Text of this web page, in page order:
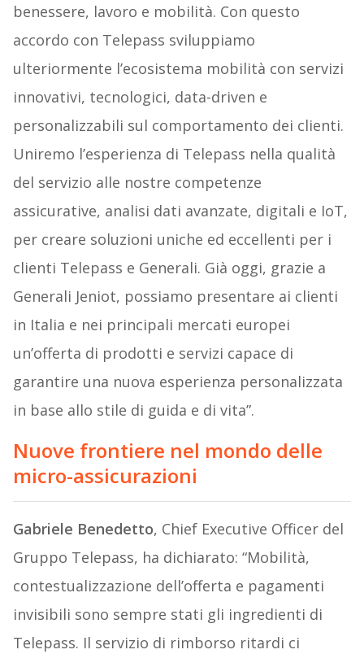
benessere, lavoro e mobilità. Con questo
accordo con Telepass sviluppiamo
ulteriormente l’ecosistema mobilità con servizi
innovativi, tecnologici, data-driven e
personalizzabili sul comportamento dei clienti.
Uniremo l’esperienza di Telepass nella qualità
del servizio alle nostre competenze
assicurative, analisi dati avanzate, digitali e IoT,
per creare soluzioni uniche ed eccellenti per i
clienti Telepass e Generali. Già oggi, grazie a
Generali Jeniot, possiamo presentare ai clienti
in Italia e nei principali mercati europei
un’offerta di prodotti e servizi capace di
garantire una nuova esperienza personalizzata
in base allo stile di guida e di vita”.
Nuove frontiere nel mondo delle
micro-assicurazioni
Gabriele Benedetto, Chief Executive Officer del
Gruppo Telepass, ha dichiarato: “Mobilità,
contestualizzazione dell’offerta e pagamenti
invisibili sono sempre stati gli ingredienti di
Telepass. Il servizio di rimborso ritardi ci